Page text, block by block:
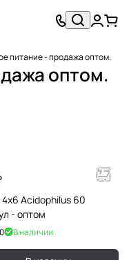
питание - продажа оптом.
оптом.
4x6 Acidophilus 60
- оптом
0 В наличии